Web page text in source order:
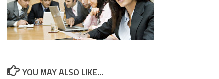
YOU MAY ALSO LIKE...